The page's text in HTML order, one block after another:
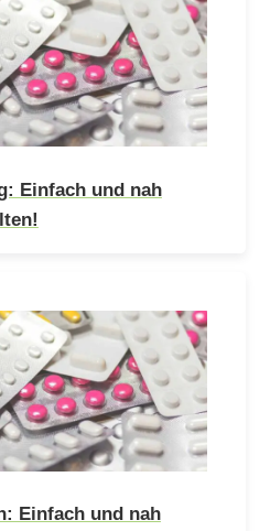
Einfach und nah
Einfach und nah